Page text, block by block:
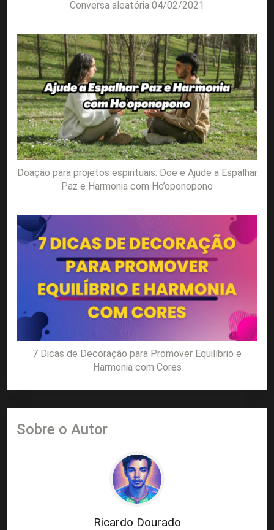
Conversa aleatória 04/02/2021
Doação para projetos espirituais: Doe e Ajude a Espalhar
Paz e Harmonia com Ho’oponopono
7 Dicas de Decoração para Promover Equilíbrio e
Harmonia com Cores
Sobre o Autor
Ricardo Dourado